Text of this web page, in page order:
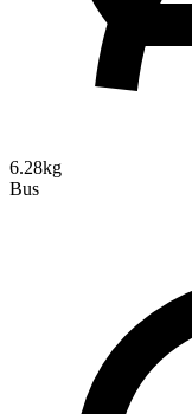
6.28kg
Bus